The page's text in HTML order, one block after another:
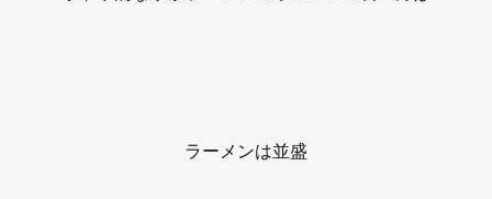
ラーメンは並盛